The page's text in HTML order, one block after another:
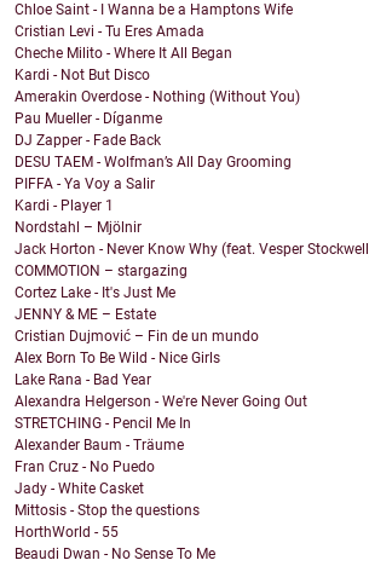
Chloe Saint - I Wanna be a Hamptons Wife
Cristian Levi - Tu Eres Amada
Cheche Milito - Where It All Began
Kardi - Not But Disco
Amerakin Overdose - Nothing (Without You)
Pau Mueller - Díganme
DJ Zapper - Fade Back
DESU TAEM - Wolfman’s All Day Grooming
PIFFA - Ya Voy a Salir
Kardi - Player 1
Nordstahl – Mjölnir
Jack Horton - Never Know Why (feat. Vesper
COMMOTION – stargazing
Cortez Lake - It's Just Me
JENNY & ME – Estate
Cristian Dujmović – Fin de un mundo
Alex Born To Be Wild - Nice Girls
Lake Rana - Bad Year
Alexandra Helgerson - We're Never Going Out
STRETCHING - Pencil Me In
Alexander Baum - Träume
Fran Cruz - No Puedo
Jady - White Casket
Mittosis - Stop the questions
HorthWorld - 55
Beaudi Dwan - No Sense To Me